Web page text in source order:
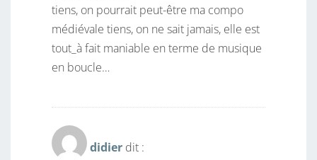
tiens, on pourrait peut-être ma compo
médiévale tiens, on ne sait jamais, elle est
tout_à fait maniable en terme de musique
en boucle…
didier dit :